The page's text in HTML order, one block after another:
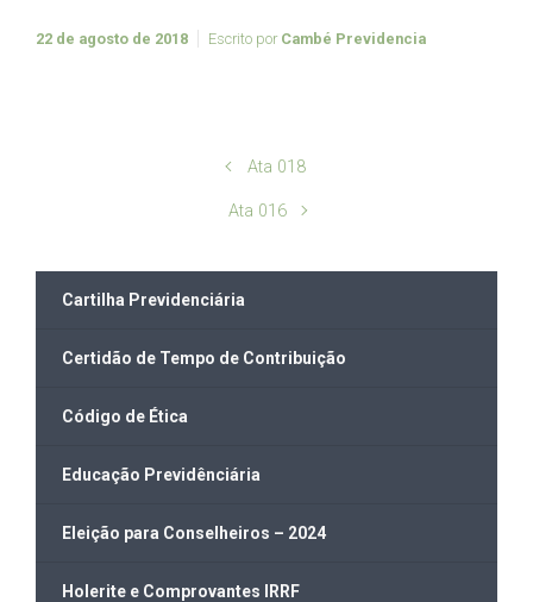
22 de agosto de 2018 Escrito por Cambé Previdencia
Ata 018
Ata 016
Cartilha Previdenciária
Certidão de Tempo de Contribuição
Código de Ética
Educação Previdênciária
Eleição para Conselheiros – 2024
Holerite e Comprovantes IRRF